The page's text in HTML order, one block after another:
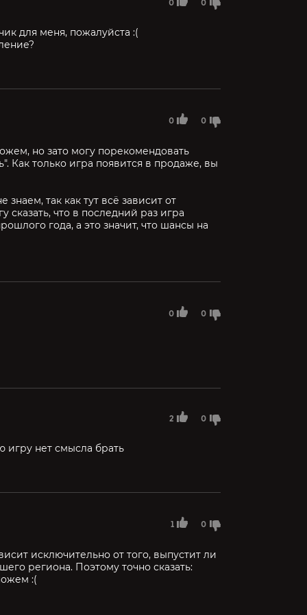
0 0
для меня, пожалуйста :(
0 0
но зато могу порекомендовать
Как только игра появится в продаже, вы
знаем, так как тут всё зависит от
сказать, что в последний раз игра
года, а это значит, что шансы на
0 0
2 0
игру нет смысла брать
1 0
исключительно от того, выпустит ли
региона. Поэтому точно сказать:
:(